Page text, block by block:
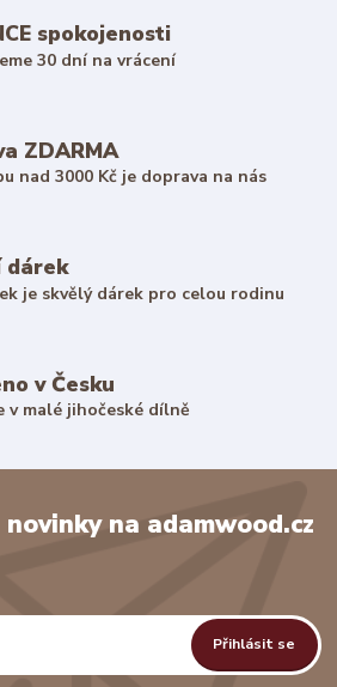
spokojenosti
30 dní na vrácení
ZDARMA
nad 3000 Kč je doprava na nás
dárek
je skvělý dárek pro celou rodinu
v Česku
v malé jihočeské dílně
na adamwood.cz
Přihlásit se